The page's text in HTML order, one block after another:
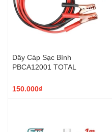
Dây Cáp Sạc Bình
PBCA12001 TOTAL
150.000₫